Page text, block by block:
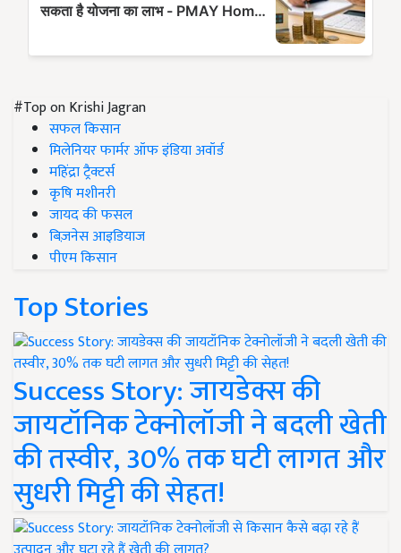
#Top on Krishi Jagran
सफल किसान
मिलेनियर फार्मर ऑफ इंडिया अवॉर्ड
महिंद्रा ट्रैक्टर्स
कृषि मशीनरी
जायद की फसल
बिज़नेस आइडियाज
पीएम किसान
Top Stories
Success Story: जायडेक्स की
जायटॉनिक टेक्नोलॉजी ने बदली खेती
की तस्वीर, 30% तक घटी लागत और
सुधरी मिट्टी की सेहत!